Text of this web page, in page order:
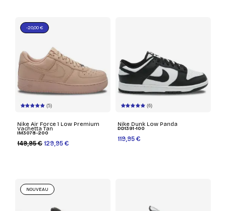
(5)
Nike Air Force 1 Low Premium
Vachetta Tan
IM3078-200
149,95 € 129,95 €
-20,00 €
(6)
Nike Dunk Low Panda
DD1391-100
119,95 €
NOUVEAU